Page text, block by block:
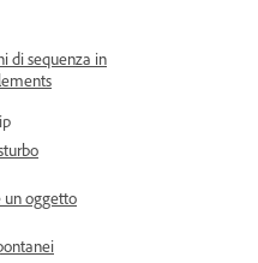
di sequenza in
un oggetto